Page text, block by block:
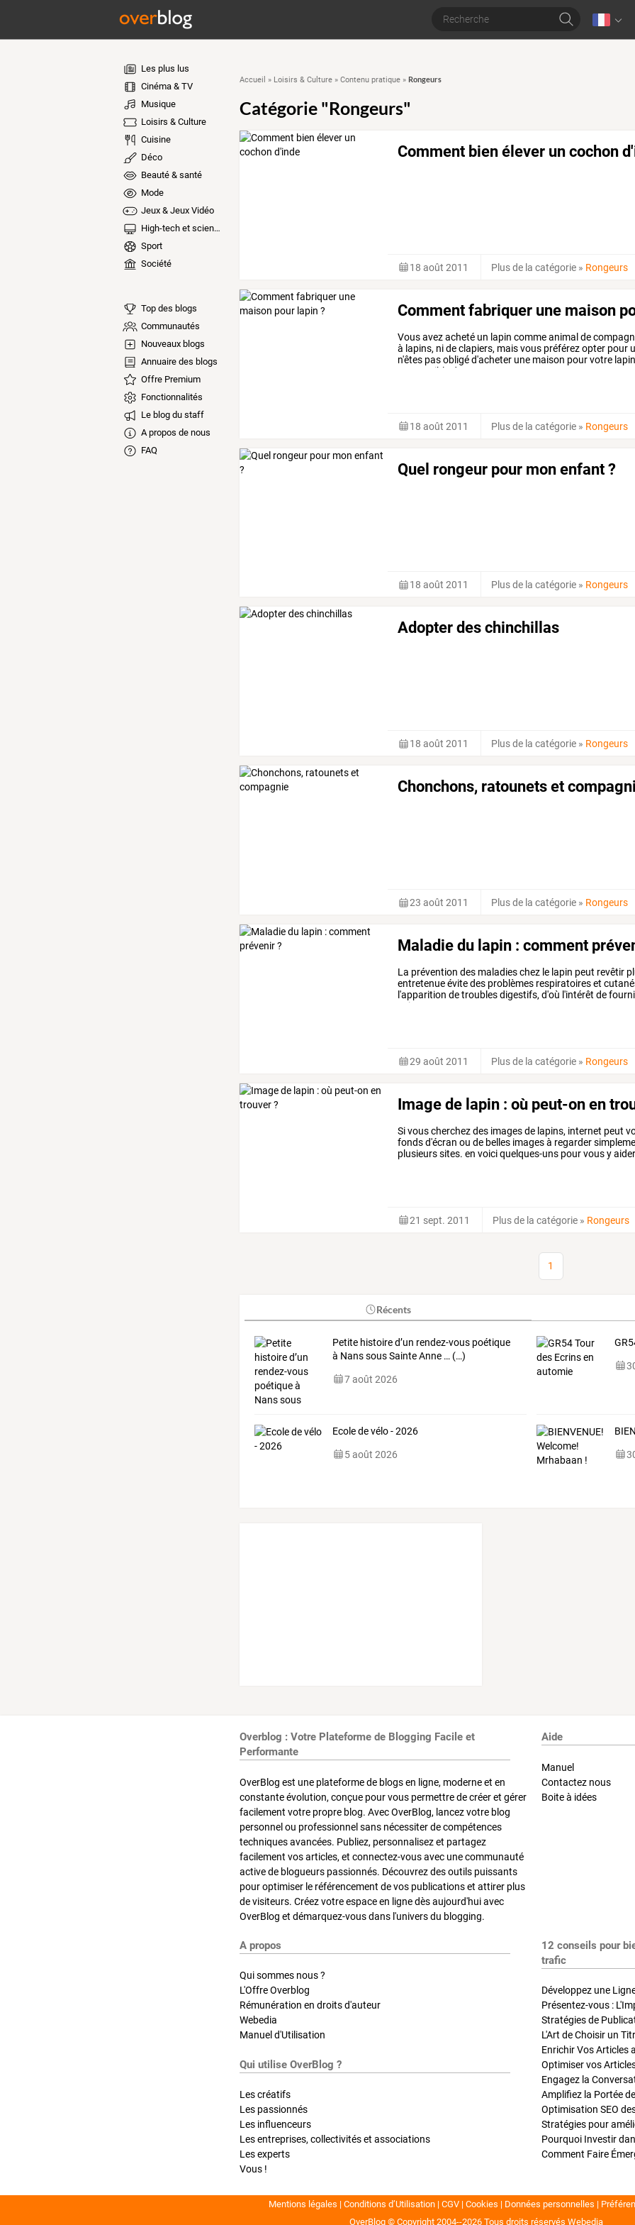
Les plus lus
Cinéma & TV
Musique
Loisirs & Culture
Cuisine
Déco
Beauté & santé
Mode
Jeux & Jeux Vidéo
High-tech et sciences
Sport
Société
Top des blogs
Communautés
Nouveaux blogs
Annuaire des blogs
Offre Premium
Fonctionnalités
Le blog du staff
A propos de nous
FAQ
Accueil » Loisirs & Culture» Contenu pratique» Rongeurs
Catégorie "Rongeurs"
Comment bien élever un cochon
18 août 2011 Plus de la catégorie » Rongeurs
Comment fabriquer une maison
Vousavezacheté un lapin commeanimal de
à lapins, nideclapiers, maisvous préférezopter pour
n'êtes pasobligéd'acheter une maison pourvotre lapin
possible de
18 août 2011 Plus de la catégorie » Rongeurs
Quel rongeur pour mon enfant ?
18 août 2011 Plus de la catégorie » Rongeurs
Adopter des chinchillas
18 août 2011 Plus de la catégorie » Rongeurs
Chonchons, ratounets et
23 août 2011 Plus de la catégorie » Rongeurs
Maladie du lapin : comment
La prévention des maladieschez le lapin peut revêtir
entretenueévitedes problèmes respiratoireset
l'apparition detroublesdigestifs, d'où l'intérêt de
saine
29 août 2011 Plus de la catégorie » Rongeurs
Image de lapin : où peut-on en
Si vous cherchez des images de lapins, internet peut
fonds d'écran ou de belles images à regarder
plusieurs sites. en voici quelques-uns pour vous y
21 sept. 2011 Plus de la catégorie » Rongeurs
1
Récents
Petite histoire d’un rendez-vous poétique
à Nans sous Sainte Anne … (…)
7 août 2026
Ecole de vélo - 2026
5 août 2026
Overblog : Votre Plateforme de Blogging Facile et
Performante
OverBlog est une plateforme de blogs en ligne, moderne et en
constante évolution, conçue pour vous permettre de créer et gérer
facilement votre propre blog. Avec OverBlog, lancez votre blog
personnel ou professionnel sans nécessiter de compétences
techniques avancées. Publiez, personnalisez et partagez
facilement vos articles, et connectez-vous avec une communauté
active de blogueurs passionnés. Découvrez des outils puissants
pour optimiser le référencement de vos publications et attirer plus
de visiteurs. Créez votre espace en ligne dès aujourd'hui avec
OverBlog et démarquez-vous dans l'univers du blogging.
Aide
Manuel
Contactez nous
Boite à idées
A propos
Qui sommes nous ?
L'Offre Overblog
Rémunération en droits d'auteur
Webedia
Manuel d'Utilisation
Qui utilise OverBlog ?
Les créatifs
Les passionnés
Les influenceurs
Les entreprises, collectivités et associations
Les experts
Vous !
12 conseils pour
trafic
Développez une
Présentez-vous :
L'Art de Choisir un
Optimiser vos
Engagez la
Amplifiez la Portée
Mentions légales Conditions d’Utilisation CGV Cookies Données personnelles
OverBlog © Copyright 2004--2026 Tous droits réservés Webedia